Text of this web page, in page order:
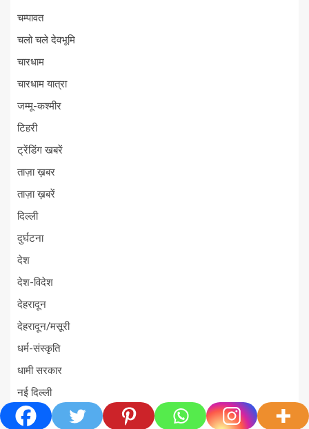
चम्पावत
चलो चले देवभूमि
चारधाम
चारधाम यात्रा
जम्मू-कश्मीर
टिहरी
ट्रेंडिंग खबरें
ताज़ा ख़बर
ताज़ा ख़बरें
दिल्ली
दुर्घटना
देश
देश-विदेश
देहरादून
देहरादून/मसूरी
धर्म-संस्कृति
धामी सरकार
नई दिल्ली
नैनीताल